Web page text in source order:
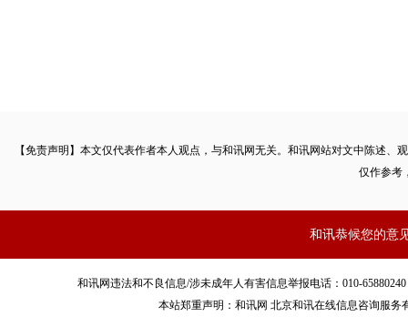
【免责声明】本文仅代表作者本人观点，与和讯网无关。和讯网站对文中陈述
仅作参考
和讯恭候您的意
和讯网违法和不良信息/涉未成年人有害信息举报电话：010-
本站郑重声明：和讯网 北京和讯在线信息咨询服